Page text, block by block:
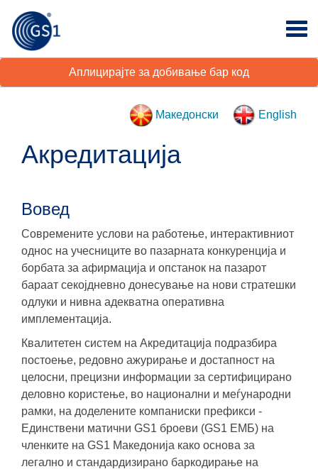
Аплицирајте за добивање бар код
Македонски English
Акредитација
Вовед
Современите услови на работење, интерактивниот
однос на учесниците во пазарната конкуренција и
борбата за афирмација и опстанок на пазарот
бараат секојдневно донесување на нови стратешки
одлуки и нивна адекватна оперативна
имплементација.
Квалитетен систем на Акредитација подразбира
постоење, редовно ажурирање и достапност на
целосни, прецизни информации за сертифицирано
деловно користење, во национални и меѓународни
рамки, на доделените компаниски префикси -
Единствени матични GS1 броеви (GS1 ЕМБ) на
членките на GS1 Македонија како основа за
легално и стандардизирано баркодирање на